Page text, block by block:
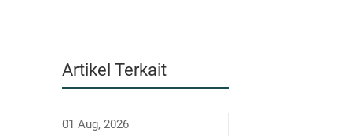
Artikel Terkait
01 Aug, 2026